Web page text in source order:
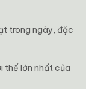
trong ngày, đặc
thế lớn nhất của